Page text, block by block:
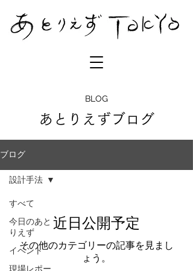
BLOG
あとりえずブログ
ブログ
すべて
今日のあと
りえず
イベント
現場レポー
設計手法
近日公開予定
その他のカテゴリーの記事を見まし
ょう。